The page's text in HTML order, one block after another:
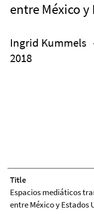
entre México y
Ingrid Kummels
2018
Title
Espacios mediáticos
entre México y Estados